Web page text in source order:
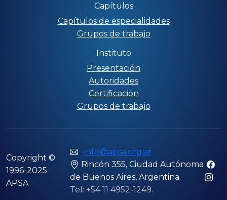
Capítulos
Capítulos de especialidades
Grupos de trabajo
Instituto
Presentación
Autoridades
Certificación
Grupos de trabajo
Copyright ©
1996-2025
APSA
info@apsa.org.ar
Rincón 355, Ciudad Autónoma
de Buenos Aires, Argentina.
Tel: +54 11 4952-1249.